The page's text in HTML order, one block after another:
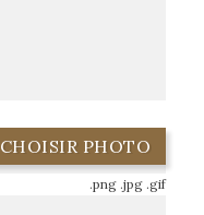
CHOISIR PHOTO
.png .jpg .gif